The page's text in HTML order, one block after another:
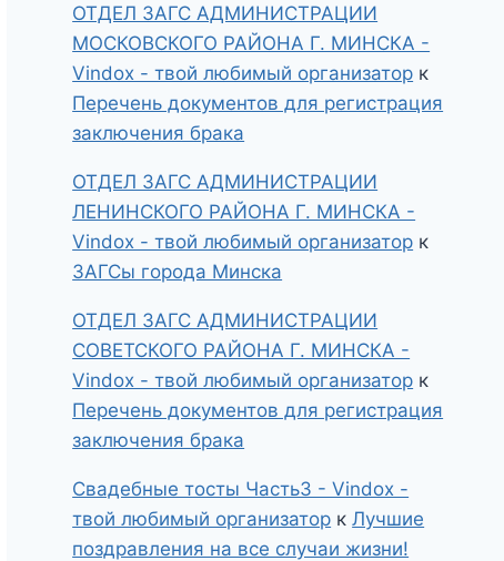
ОТДЕЛ ЗАГС АДМИНИСТРАЦИИ
МОСКОВСКОГО РАЙОНА Г. МИНСКА -
Vindox - твой любимый организатор к
Перечень документов для регистрация
заключения брака
ОТДЕЛ ЗАГС АДМИНИСТРАЦИИ
ЛЕНИНСКОГО РАЙОНА Г. МИНСКА -
Vindox - твой любимый организатор к
ЗАГСы города Минска
ОТДЕЛ ЗАГС АДМИНИСТРАЦИИ
СОВЕТСКОГО РАЙОНА Г. МИНСКА -
Vindox - твой любимый организатор к
Перечень документов для регистрация
заключения брака
Свадебные тосты Часть3 - Vindox -
твой любимый организатор кЛучшие
поздравления на все случаи жизни!